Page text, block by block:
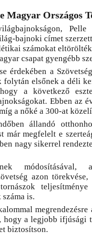
Magyar Országos
bajnoki címet
számokat
csapat gyengébb
érdekében a
folytán elsőnek a déli
a következő
Ebben az
a nőké a 300-at
állandó
már megfelelt e
nagy sikerrel
módosításával,
azon
is.
a legjobb ifjúsági
biztosítson.